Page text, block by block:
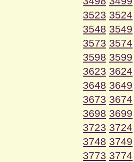
3523 3524
3548 3549
3573 3574
3598 3599
3623 3624
3648 3649
3673 3674
3698 3699
3723 3724
3748 3749
3773 3774